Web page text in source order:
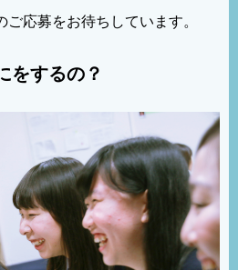
応募をお待ちしています。
をするの？